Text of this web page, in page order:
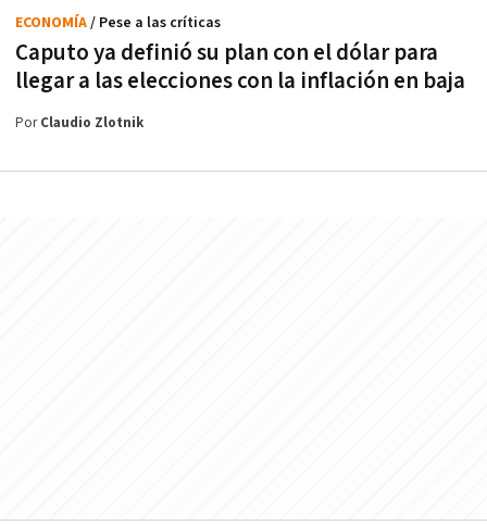
Caputo ya definió su plan con el dólar para
llegar a las elecciones con la inflación en baja
ECONOMÍA/ Pese a las críticas
PorClaudio Zlotnik